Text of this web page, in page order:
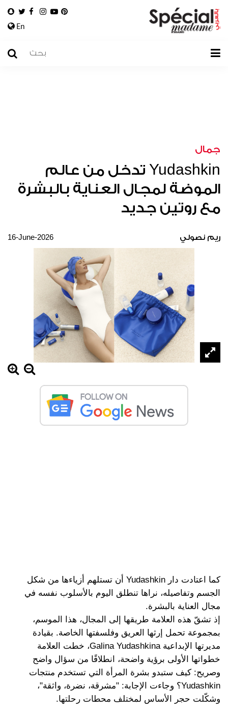
En
جمال
Yudashkin تدخل من عالم
الموضة لمجال العناية بالبشرة
مع روتين جديد
ريم نصولي 16-June-2026
كما اعتادت دار Yudashkin أن تستلهم أزياءها من شكل
الجسم وتفاصيله، نراها تنطلق اليوم بالأسلوب نفسه في
مجال العناية بالبشرة.
إذ تشقّ هذه العلامة طريقها إلى المجال، هذا الموسم،
بمجموعة تحمل إرثها العريق وفلسفتها الخاصة. بقيادة
مديرتها الإبداعية Galina Yudashkina، خطت العلامة
خطواتها الأولى برؤية واضحة، انطلاقًا من سؤال واضح
وصريح: كيف ستبدو بشرة المرأة التي تستخدم منتجات
Yudashkin؟ وجاءت الإجابة: "مشرقة، نضرة، واثقة"،
وشكّلت حجر الأساس لمختلف محطات رحلتها.